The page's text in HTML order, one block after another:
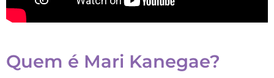
Quem é Mari Kanegae?